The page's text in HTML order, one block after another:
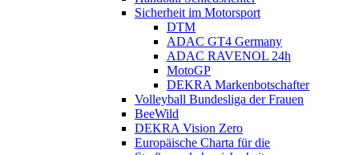
Sicherheit im Motorsport
DTM
ADAC GT4 Germany
ADAC RAVENOL 24h
MotoGP
DEKRA Markenbotschafter
Volleyball Bundesliga der Frauen
BeeWild
DEKRA Vision Zero
Europäische Charta für die